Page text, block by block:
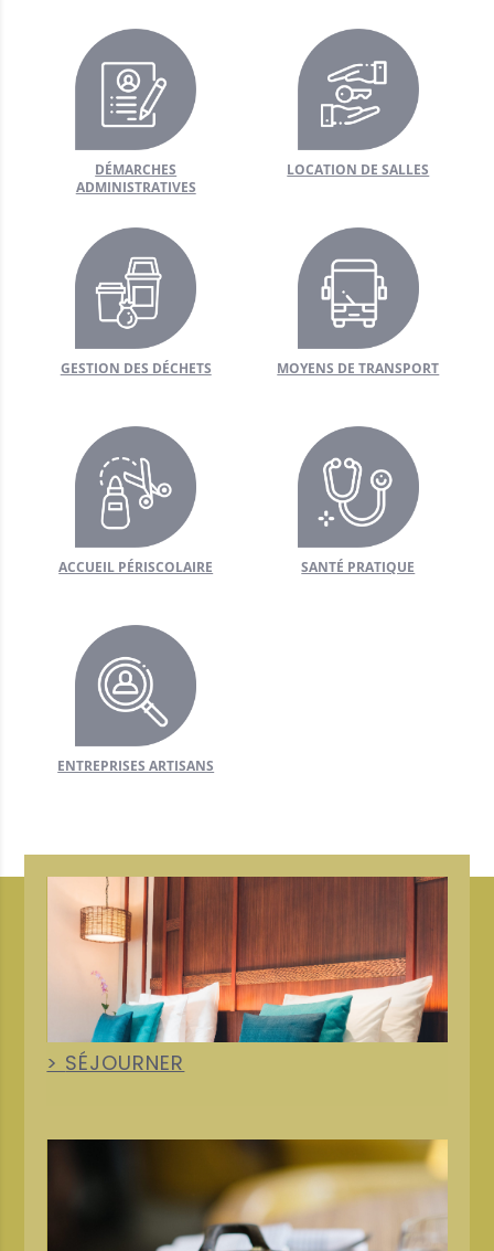
DÉMARCHES
ADMINISTRATIVES
LOCATION DE SALLES
GESTION DES DÉCHETS MOYENS DE TRANSPORT
ACCUEIL PÉRISCOLAIRE SANTÉ PRATIQUE
ENTREPRISES ARTISANS
SÉJOURNER
+
+